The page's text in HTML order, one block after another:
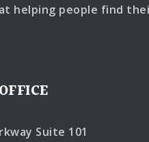
helping people find
Suite 101